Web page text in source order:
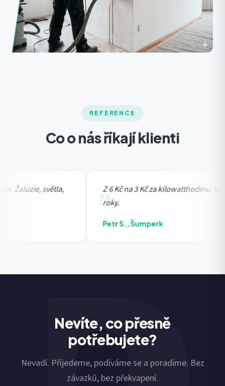
REFERENCE
Co o nás říkají klienti
světla,
Z 6 Kč na 3 Kč za kilowatthodinu. Investice
Petr S., Šumperk
Nevíte, co přesně
potřebujete?
Nevadí. Přijedeme, podíváme se a poradíme. Bez
závazků, bez překvapení.